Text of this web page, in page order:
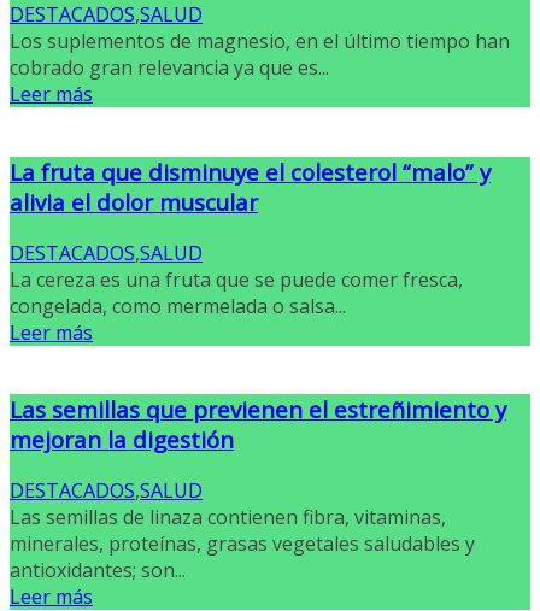
DESTACADOS,SALUD
Los suplementos de magnesio, en el último tiempo han
cobrado gran relevancia ya que es...
Leer más
La fruta que disminuye el colesterol “malo” y
alivia el dolor muscular
DESTACADOS,SALUD
La cereza es una fruta que se puede comer fresca,
congelada, como mermelada o salsa...
Leer más
Las semillas que previenen el estreñimiento y
mejoran la digestión
DESTACADOS,SALUD
Las semillas de linaza contienen fibra, vitaminas,
minerales, proteínas, grasas vegetales saludables y
antioxidantes; son...
Leer más